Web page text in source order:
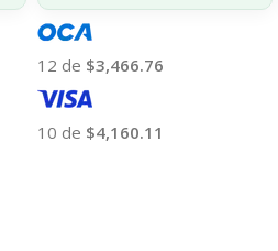
12 de $3,466.76
10 de $4,160.11